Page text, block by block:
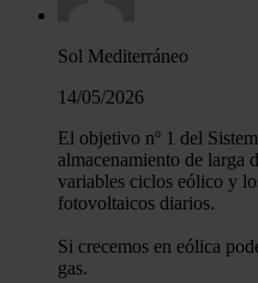
Sol Mediterráneo
14/05/2026
El objetivo nº 1 del
almacenamiento de larga
variables ciclos eólico y
fotovoltaicos diarios.
Si crecemos en eólica
gas.